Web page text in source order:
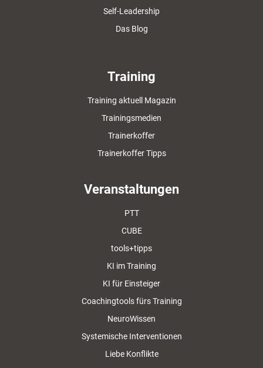
Self-Leadership
Das Blog
Training
Training aktuell Magazin
Trainingsmedien
Trainerkoffer
Trainerkoffer Tipps
Veranstaltungen
PTT
CUBE
tools+tipps
KI im Training
KI für Einsteiger
Coachingtools fürs Training
NeuroWissen
Systemische Interventionen
Liebe Konflikte